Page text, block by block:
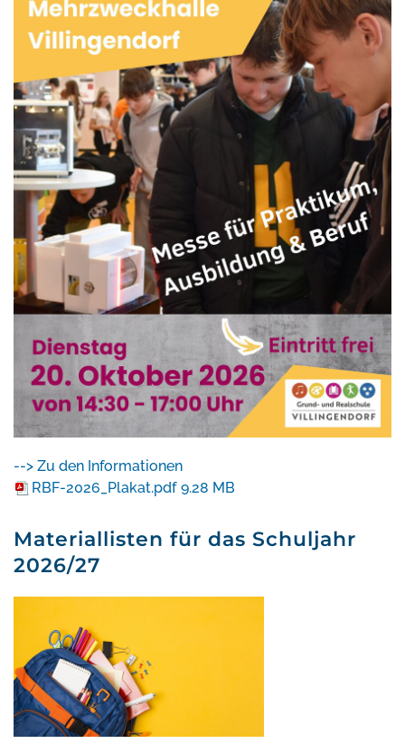
--> Zu den Informationen
RBF-2026_Plakat.pdf 9.28 MB
Materiallisten für das Schuljahr
2026/27